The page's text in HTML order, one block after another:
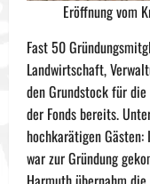
Eröffnung vom
Fast 50
Landwirtschaft,
den Grundstock für
der Fonds bereits.
hochkarätigen
war zur Gründung